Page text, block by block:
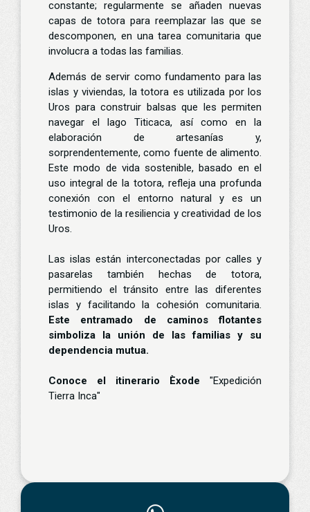
constante; regularmente se añaden nuevas
capas de totora para reemplazar las que se
descomponen, en una tarea comunitaria que
involucra a todas las familias.
Además de servir como fundamento para las
islas y viviendas, la totora es utilizada por los
Uros para construir balsas que les permiten
navegar el lago Titicaca, así como en la
elaboración de artesanías y,
sorprendentemente, como fuente de alimento.
Este modo de vida sostenible, basado en el
uso integral de la totora, refleja una profunda
conexión con el entorno natural y es un
testimonio de la resiliencia y creatividad de los
Uros.
Las islas están interconectadas por calles y
pasarelas también hechas de totora,
permitiendo el tránsito entre las diferentes
islas y facilitando la cohesión comunitaria.
Este entramado de caminos flotantes
simboliza la unión de las familias y su
dependencia mutua.
Conoce el itinerario Èxode "Expedición
Tierra Inca"